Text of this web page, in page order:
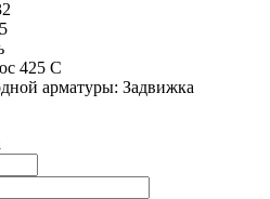
425 С
арматуры: Задвижка